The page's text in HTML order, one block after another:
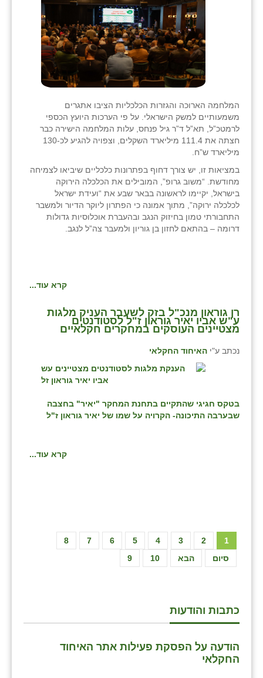
המלחמה הארוכה והגזרות הכלכליות הציבו אתגרים
משמעותיים למשק הישראלי. על פי הערכות היועץ הכספי
לרמטכ”ל, תא”ל ד”ר גיל פנחס, עלות המלחמה הישירה כבר
חצתה את 111.4 מיליארד השקלים, וצפויה להגיע לכ-130
מיליארד ש”ח.
במציאות זו, יש צורך דחוף בפתרונות כלכליים שיביאו לצמיחה
מחודשת. “משוב גרופ”, המובילים את הכלכלה הירוקה
בישראל, יקיימו לראשונה בבאר שבע את “ועידת ישראל
לכלכלה ירוקה”, מתוך אמונה כי הפתרון ליוקר הדיור ולמשבר
התחבורתי טמון בחיזוק הנגב ובהעברת אוכלוסיות גדולות
דרומה – בהתאם לחזון בן גוריון ולמעבר צה”ל לנגב.
קרא עוד...
רן גוראון מנכ"ל בזק לשעבר העניק מלגות
ע"ש אביו יאיר גוראון ז"ל לסטודנטים
מצטיינים העוסקים במחקרים חקלאיים
נכתב ע"י האיחוד החקלאי
בטקס חגיגי שהתקיים בתחנת המחקר "יאיר" בחצבה
שבערבה התיכונה- הקרויה על שמו של יאיר גוראון ז"ל
קרא עוד...
1
2
3
4
5
6
7
8
9
10 הבא סיום
כתבות והודעות
הודעה על הפסקת פעילות אתר האיחוד
החקלאי